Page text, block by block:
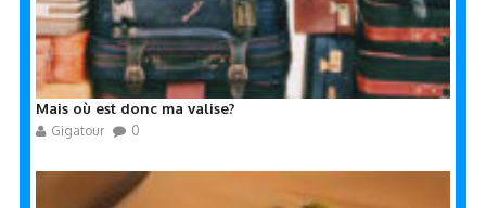
Mais où est donc ma valise?
Gigatour 0